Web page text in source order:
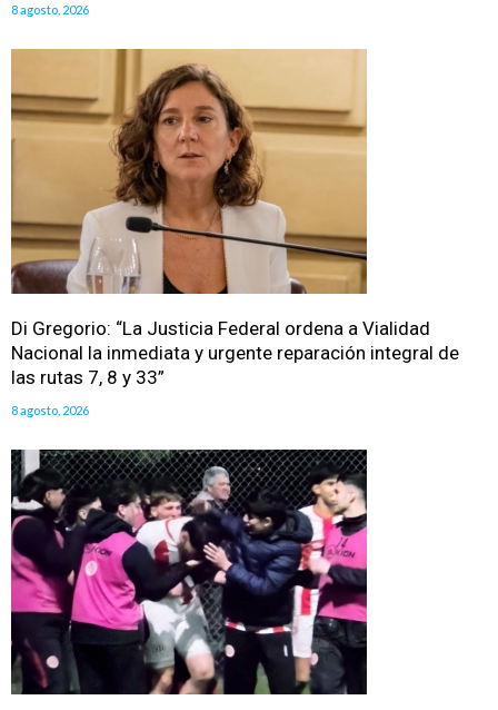
8 agosto, 2026
Di Gregorio: “La Justicia Federal ordena a Vialidad
Nacional la inmediata y urgente reparación integral de
las rutas 7, 8 y 33”
8 agosto, 2026